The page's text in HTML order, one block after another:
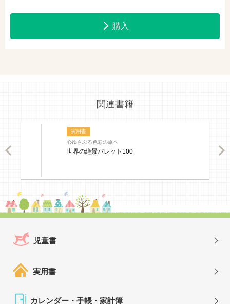
購入
関連書籍
実用書
心ゆさぶる色彩の旅へ
世界の絶景パレット100
児童書
実用書
カレンダー・手帳・家計簿